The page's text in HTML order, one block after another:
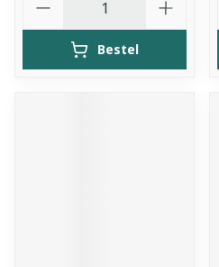
Bestel